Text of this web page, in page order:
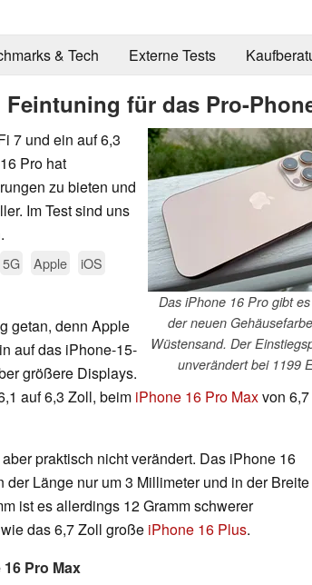
& Tech Externe Tests
für das Pro-
Das iPhone 16 Pro gibt
der neuen
Wüstensand. Der
unverändert bei 1199
7 und ein auf 6,3
Pro hat
zu bieten und
Im Test sind uns
5G Apple
iOS
getan, denn Apple
auf das iPhone-15-
größere Displays.
auf 6,3 Zoll, beim iPhone 16 Pro Maxvon 6,7
praktisch nicht verändert. Das iPhone 16
der Länge nur um 3 Millimeter und in der Breite
ist es allerdings 12 Gramm schwerer
das 6,7 Zoll große iPhone 16 Plus.
Pro Max